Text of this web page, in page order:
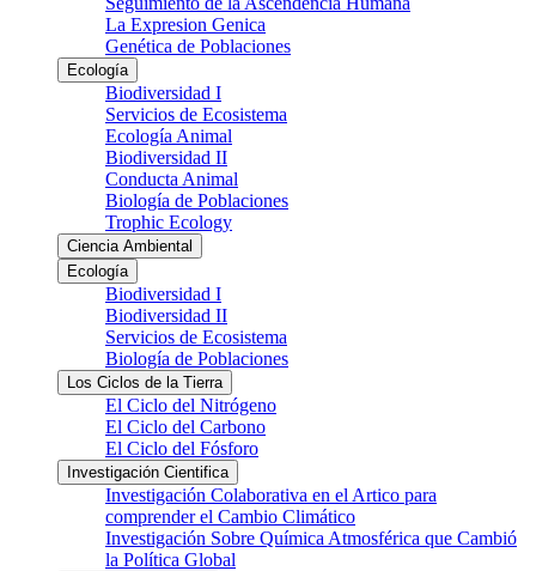
La Expresion Genica
Genética de Poblaciones
Ecología
Biodiversidad I
Servicios de Ecosistema
Ecología Animal
Biodiversidad II
Conducta Animal
Biología de Poblaciones
Trophic Ecology
Ciencia Ambiental
Ecología
Biodiversidad I
Biodiversidad II
Servicios de Ecosistema
Biología de Poblaciones
Los Ciclos de la Tierra
El Ciclo del Nitrógeno
El Ciclo del Carbono
El Ciclo del Fósforo
Investigación Cientifica
Investigación Colaborativa en el Artico para
comprender el Cambio Climático
Investigación Sobre Química Atmosférica que Cambió
la Política Global